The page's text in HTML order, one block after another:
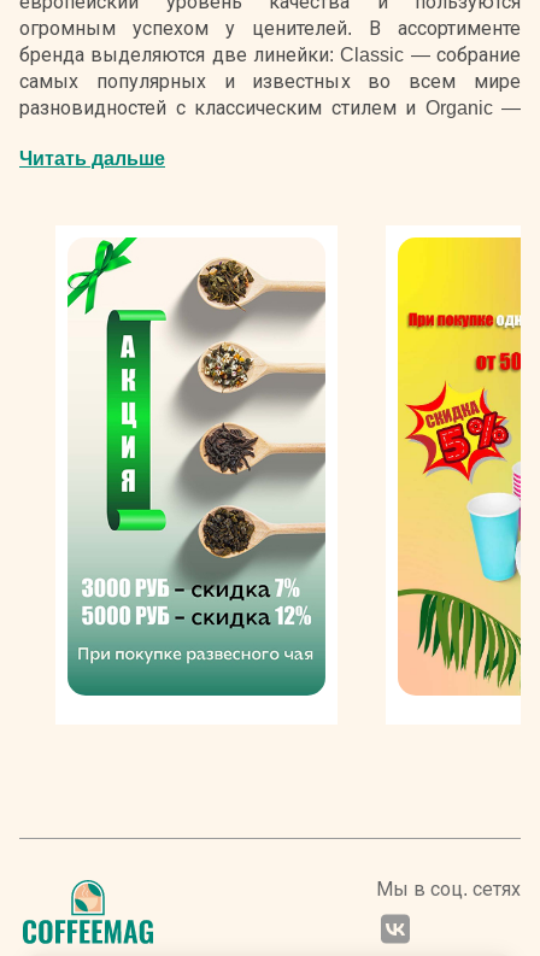
огромным успехом у ценителей. В ассортименте
бренда выделяются две линейки: Classic — собрание
самых популярных и известных во всем мире
разновидностей с классическим стилем и Organic —
выращенного без пестицидов и химикатов и
хозяйства.
Производством чая Ричман занимается Объединенная
чайная компания, выполняющая эксклюзивный заказ
ООО «Идиллия», которая занимается импортом сырья
и является дистрибьютором. Чайный лист для
создания напитка поступает с плантаций Кении,
Цейлона, Египта, Китая, Вьетнама. Переработка сырья
и упаковка готовой продукции осуществляются на
современном заводе в Московской области. Чай
Richman проходит очень тщательный контроль на всех
стадиях производства, поэтому обладает
безупречным качеством и великолепными
вкусовыми характеристиками. Ассортимент бренда
включает в себя пакетированные и рассыпные сорта,
каждый из которых наделен колоритными чертами
места выращивания. В коллекцию Ричман включены
классические черные и зеленые разновидности,
Читать дальше
Мы в соц. сетях